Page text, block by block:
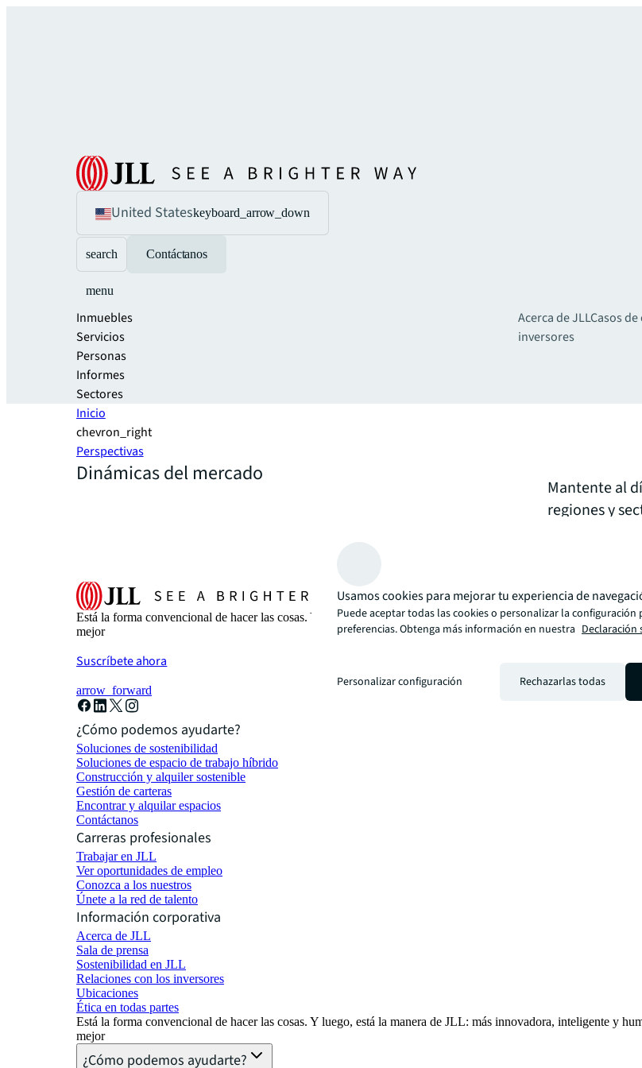
United Stateskeyboard_arrow_down
search Contáctanos
menu
Inmuebles
Servicios
Personas
Informes
Sectores
Acerca de JLLCasos
inversores
Inicio
chevron_right
Perspectivas
Dinámicas del mercado
Mantente al
regiones y
de nuestro
arrow_upward
Está la forma convencional de hacer las cosas. Y luego, está la manera de JLL: más innovadora, inteligente y
mejor
Suscríbete ahora
arrow_forward
¿Cómo podemos ayudarte?
Soluciones de sostenibilidad
Soluciones de espacio de trabajo híbrido
Construcción y alquiler sostenible
Gestión de carteras
Encontrar y alquilar espacios
Contáctanos
Carreras profesionales
Trabajar en JLL
Ver oportunidades de empleo
Conozca a los nuestros
Únete a la red de talento
Información corporativa
Acerca de JLL
Sala de prensa
Sostenibilidad en JLL
Relaciones con los inversores
Ubicaciones
Ética en todas partes
Está la forma convencional de hacer las cosas. Y luego, está la manera de JLL: más innovadora, inteligente y
mejor
¿Cómo podemos ayudarte?
Usamos cookies para mejorar tu experiencia de
Puede aceptar todas las cookies o personalizar la configuración
preferencias. Obtenga más información en nuestra Declaración
Personalizar configuración Rechazarlas todas